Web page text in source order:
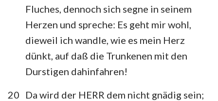
Fluches, dennoch sich segne in seinem
Herzen und spreche: Es geht mir wohl,
dieweil ich wandle, wie es mein Herz
dünkt, auf daß die Trunkenen mit den
Durstigen dahinfahren!
20
Da wird der HERR dem nicht gnädig sein;